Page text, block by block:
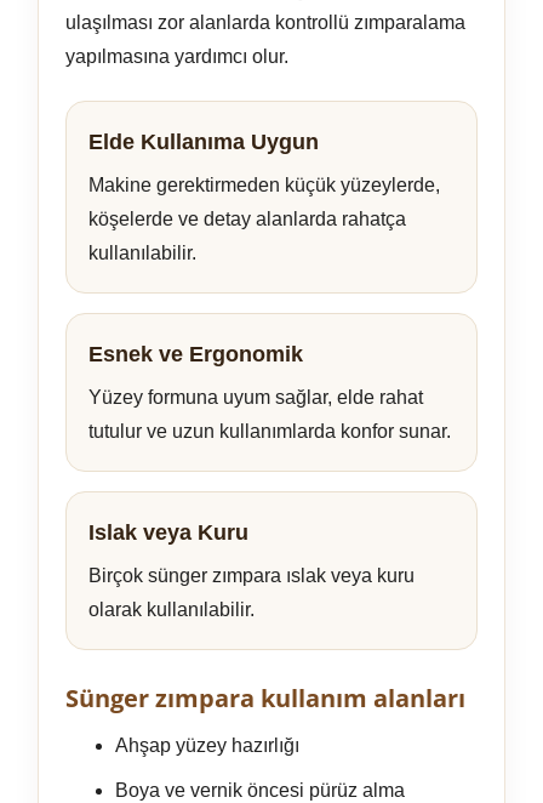
ulaşılması zor alanlarda kontrollü zımparalama
yapılmasına yardımcı olur.
Elde Kullanıma Uygun
Makine gerektirmeden küçük yüzeylerde,
köşelerde ve detay alanlarda rahatça
kullanılabilir.
Esnek ve Ergonomik
Yüzey formuna uyum sağlar, elde rahat
tutulur ve uzun kullanımlarda konfor sunar.
Islak veya Kuru
Birçok sünger zımpara ıslak veya kuru
olarak kullanılabilir.
Sünger zımpara kullanım alanları
Ahşap yüzey hazırlığı
Boya ve vernik öncesi pürüz alma